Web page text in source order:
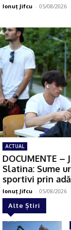
Ionuţ Jifcu - 05/08/2026
ACTUAL
DOCUMENTE
Slatina: Sume
sportivi prin
Ionuţ Jifcu - 05/08/2026
Alte Știri